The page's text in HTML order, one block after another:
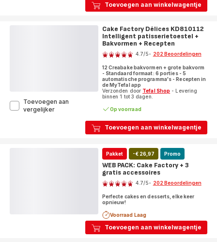
Toevoegen aan winkelwagentje
Toevoegen aan winkelwagentje
Cake Factory Délices KD810112
Intelligent patisserietoestel +
Bakvormen + Recepten
Beoordeling
4.7/5- 202 Beoordelingen
12 Creabake bakvormen + grote bakvorm
- Standaard formaat: 6 porties - 5
automatische programma's - Recepten in
de MyTefal app
Verzonden door Tefal Shop - Levering
binnen 1 tot 3 dagen.
Op voorraad
Toevoegen aan
vergelijkerCake
patisserietoestel
Toevoegen aan winkelwagentje
Pakket -€ 26,97 Promo
WEB PACK: Cake Factory + 3
gratis accessoires
Beoordeling
4.7/5- 202 Beoordelingen
Perfecte cakes en desserts, elke keer
opnieuw!
Voorraad Laag